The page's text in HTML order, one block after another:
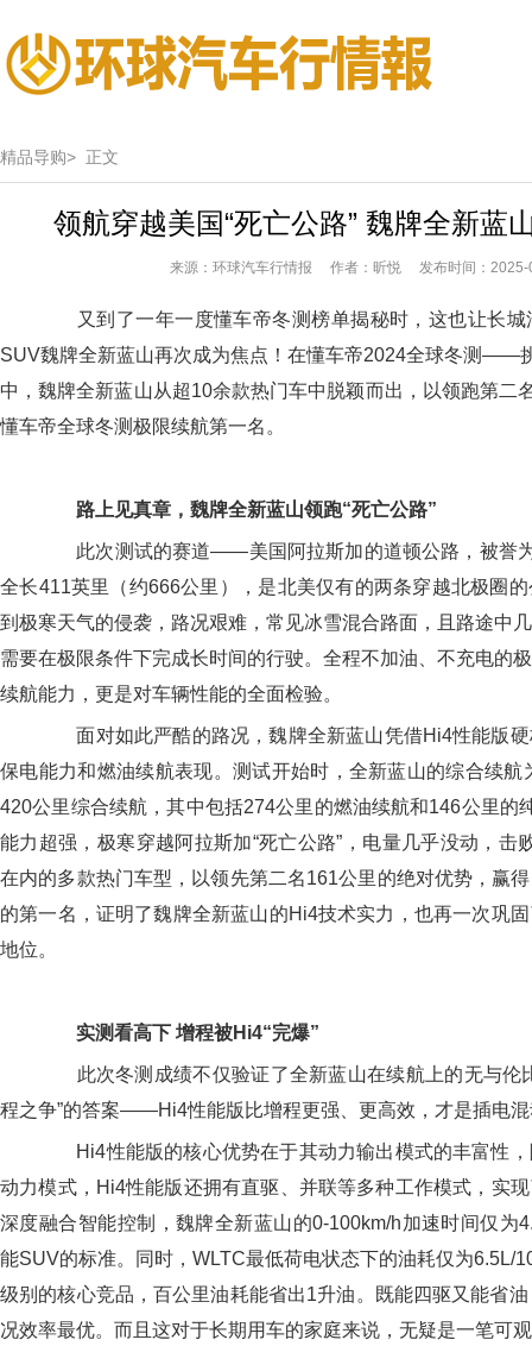
精品导购> 正文
领航穿越美国“死亡公路” 魏牌全新蓝
来源：环球汽车行情报 作者：昕悦 发布时间：2025-
又到了一年一度懂车帝冬测榜单揭秘时，这也让长城
SUV魏牌全新蓝山再次成为焦点！在懂车帝2024全球冬测——
中，魏牌全新蓝山从超10余款热门车中脱颖而出，以领跑第二
懂车帝全球冬测极限续航第一名。
路上见真章， 魏牌全新蓝山领跑“死亡公路”
此次测试的赛道——美国阿拉斯加的道顿公路，被誉为
全长411英里（约666公里），是北美仅有的两条穿越北极圈
到极寒天气的侵袭，路况艰难，常见冰雪混合路面，且路途中
需要在极限条件下完成长时间的行驶。全程不加油、不充电的
续航能力，更是对车辆性能的全面检验。
面对如此严酷的路况，魏牌全新蓝山凭借Hi4性能版硬
保电能力和燃油续航表现。测试开始时，全新蓝山的综合续航
420公里综合续航，其中包括274公里的燃油续航和146公里的
能力超强，极寒穿越阿拉斯加“死亡公路”，电量几乎没动，击
在内的多款热门车型，以领先第二名161公里的绝对优势，赢
的第一名，证明了魏牌全新蓝山的Hi4技术实力，也再一次巩
地位。
实测看高下 增程被Hi4“完爆”
此次冬测成绩不仅验证了全新蓝山在续航上的无与伦
程之争”的答案——Hi4性能版比增程更强、更高效，才是插电
Hi4性能版的核心优势在于其动力输出模式的丰富性，
动力模式，Hi4性能版还拥有直驱、并联等多种工作模式，实
深度融合智能控制，魏牌全新蓝山的0-100km/h加速时间仅为
能SUV的标准。同时，WLTC最低荷电状态下的油耗仅为6.5L/
级别的核心竞品，百公里油耗能省出1升油。既能四驱又能省
况效率最优。而且这对于长期用车的家庭来说，无疑是一笔